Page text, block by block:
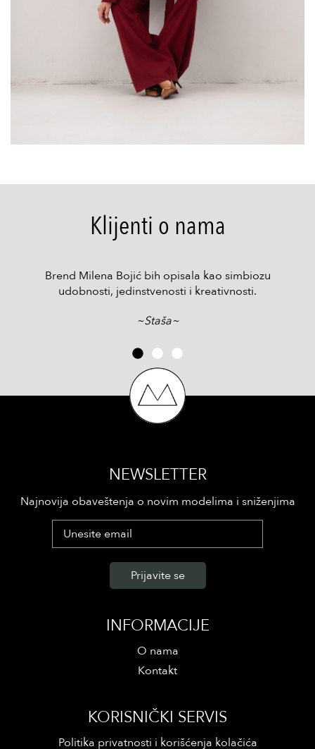
Klijenti o nama
Brend Milena Bojić bih opisala kao simbiozu
udobnosti, jedinstvenosti i kreativnosti.
~Staša~
INFORMACIJE
O nama
Kontakt
NEWSLETTER
Najnovija obaveštenja o novim modelima i sniženjima
KORISNIČKI SERVIS
Politika privatnosti i korišćenja kolačića